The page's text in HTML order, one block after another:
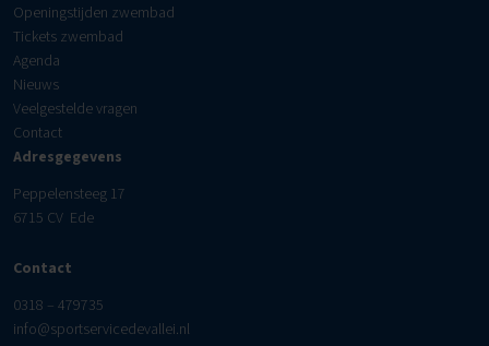
Openingstijden zwembad
Tickets zwembad
Agenda
Nieuws
Veelgestelde vragen
Contact
Adresgegevens
Peppelensteeg 17
6715 CV Ede
Contact
0318 – 479735
info@sportservicedevallei.nl